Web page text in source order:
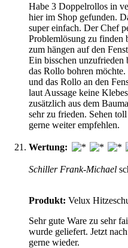
Habe 3 Doppelrollos in
hier im Shop gefunden.
super einfach. Der Chef
Problemlösung zu finden
zum hängen auf den
Ein bisschen
das Rollo bohren
und das Rollo an den
laut Aussage keine
zusätzlich aus dem
sehr zu frieden. Sehen
gerne weiter empfehlen.
Wertung:
Schiller Frank-Michael
Produkt: Velux
Sehr gute Ware zu sehr
wurde geliefert. Jetzt
gerne wieder.